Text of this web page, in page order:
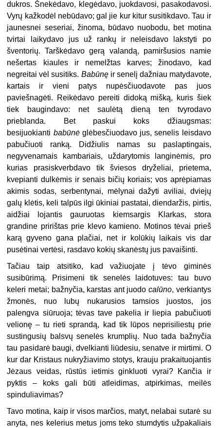
dukros. Šnekėdavo, klegėdavo, juokdavosi, pasakodavosi.
Vyrų kažkodėl nebūdavo; gal jie kur kitur susitikdavo. Tau ir
jaunesnei seseriai, žinoma, būdavo nuobodu, bet motina
tvirtai laikydavo jus už rankų ir neleisdavo lakstyti po
šventorių. Tarškėdavo gerą valandą, pamiršusios namie
nešertas kiaules ir nemelžtas karves; žinodavo, kad
negreitai vėl susitiks. Babūnęir senelį dažniau matydavote,
kartais ir vieni patys nupėsčiuodavote pas juos
paviešnagėti. Reikėdavo pereiti didoką mišką, kuris šiek
tiek baugindavo: net saulėtą dieną ten tvyrodavo
prieblanda. Bet paskui koks džiaugsmas:
besijuokianti babūnėglėbesčiuodavo jus, senelis leisdavo
pabučiuoti ranką. Didžiulis namas su paslaptingais,
negyvenamais kambariais, uždarytomis langinėmis, pro
kurias prasiskverbdavo tik šviesos dryželiai, prietema,
kvepianti dulkėmis ir senais bičių koriais; vos aprėpiamas
akimis sodas, serbentynai, mėlynai dažyti aviliai, dviejų
galų klėtis, keli talpūs ilgi ūkiniai pastatai, diendaržis, pirtis,
aidžiai lojantis gauruotas kiemsargis Klarkas, stora
grandine pririštas prie klevo kamieno. Motinos tėvai prieš
karą gyveno gana plačiai, net ir kolūkių laikais vis dar
pusėtinai vertėsi, rasdavo kokių skanėstų jus pavaišinti.
Tačiau taip atsitiko, kad važiuojate į tėvo giminės
susibūrimą. Prisimeni tik senelės laidotuves: tau buvo
keleri metai; bažnyčia, karstas ant juodo calūno, verkiantys
žmonės, nuo lubų nukarusios tamsios juostos, jos
palengva siūruoja; tėvas tave pakelia ir liepia pabučiuoti
velionę – tu rieti sprandą, kad tik lūpos neprisiliestų prie
sustingusių balsvų senelės krumplių. Nuo tada bažnyčia
tau pasidarė baugi, dvelkianti liūdesiu, senatve ir mirtimi. O
kur dar Kristaus nukryžiavimo stotys, krauju prakaituojantis
Jėzaus veidas, rūstūs ietimis ginkluoti vyrai? Kančia ir
pyktis – koks gali būti atleidimas, atpirkimas, meilės
spinduliavimas?
Tavo motina, kaip ir visos marčios, matyt, nelabai sutarė su
anyta, nes kelerius metus joms teko stumdytis užpakaliais